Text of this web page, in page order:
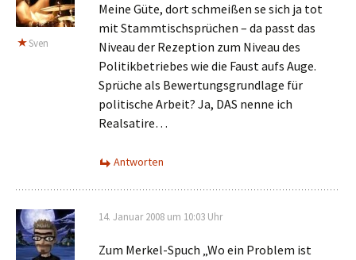
Sven
Meine Güte, dort schmeißen se sich ja tot
mit Stammtischsprüchen – da passt das
Niveau der Rezeption zum Niveau des
Politikbetriebes wie die Faust aufs Auge.
Sprüche als Bewertungsgrundlage für
politische Arbeit? Ja, DAS nenne ich
Realsatire…
Antworten
14. Januar 2008 um 10:03 Uhr
Zum Merkel-Spuch „Wo ein Problem ist